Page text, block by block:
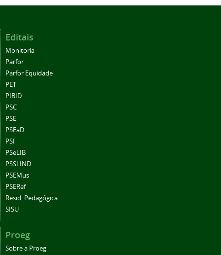
Editais
Monitoria
Parfor
Parfor Equidade
PET
PIBID
PSC
PSE
PSEaD
PSI
PSeLIB
PSSLIND
PSEMus
PSERef
Resid. Pedagógica
SISU
Proeg
Sobre a Proeg